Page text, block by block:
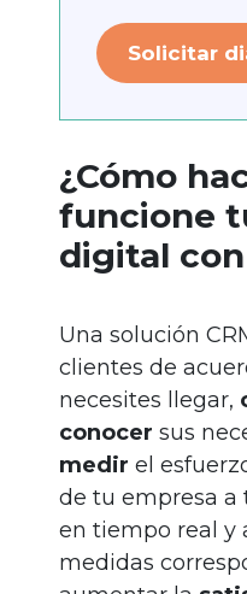
Solicitar
¿Cómo
funcione
digital
Una solución
clientes de
necesites llegar,
conocer sus
medir el
de tu empresa a
en tiempo real y
medidas